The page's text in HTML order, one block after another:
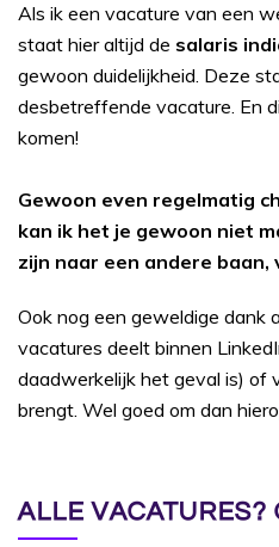
Als ik een vacature van een
staat hier altijd de salaris
gewoon duidelijkheid. Deze
desbetreffende vacature. En
komen!
Gewoon even regelmatig
kan ik het je gewoon niet
zijn naar een andere
Ook nog een geweldige dank
vacatures deelt binnen
daadwerkelijk het geval is) of
brengt. Wel goed om dan
ALLE